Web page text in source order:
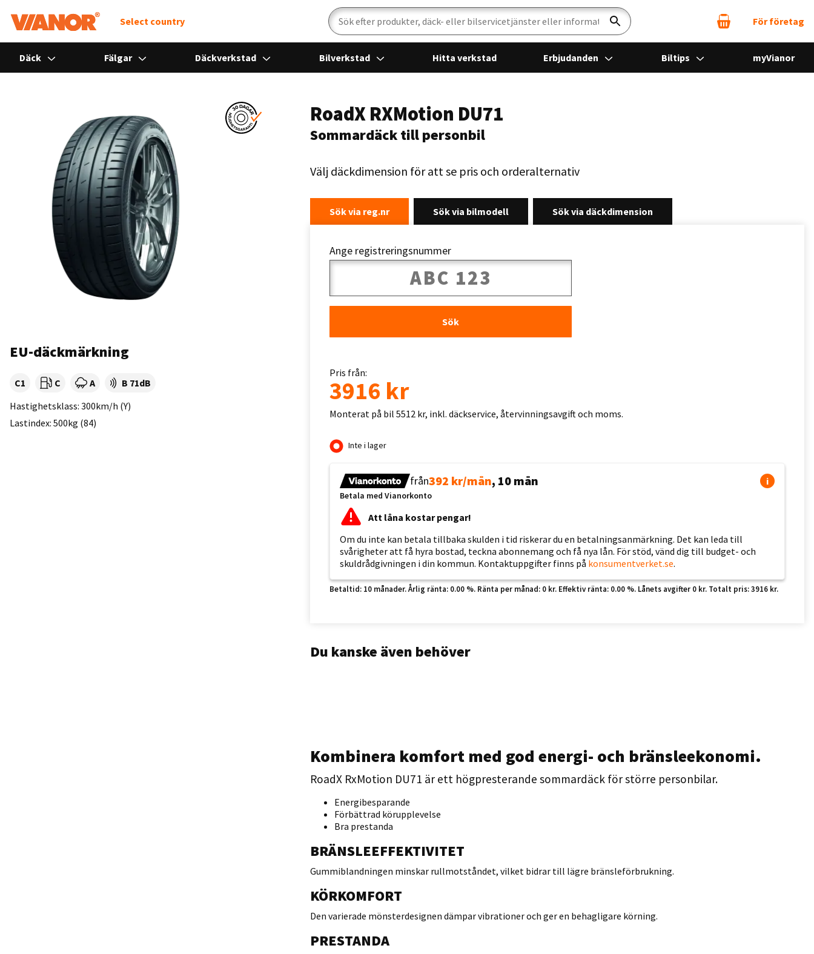
Select country Sök För företag
Däck Fälgar Däckverkstad Bilverkstad Hitta verkstad Erbjudanden Biltips myVianor
EU-däckmärkning
Tyre class:
C1 Rullmotstånd:
C Våtgrepp:
A Ljudnivå dB:
B 71dB
Hastighetsklass: 300km/h (Y)
Lastindex: 500kg (84)
RoadX RXMotion DU71
Sommardäck till personbil
Välj däckdimension för att se pris och orderalternativ
Sök via reg.nr Sök via bilmodell Sök via däckdimension
Ange registreringsnummer
Sök
Pris från:
3916 kr
Monterat på bil 5512 kr, inkl. däckservice, återvinningsavgift och moms.
Inte i lager
från392 kr/mån, 10 mån i
Betala med Vianorkonto
Att låna kostar pengar!
Om du inte kan betala tillbaka skulden i tid riskerar du en betalningsanmärkning. Det kan leda till
svårigheter att få hyra bostad, teckna abonnemang och få nya lån. För stöd, vänd dig till budget- och
skuldrådgivningen i din kommun. Kontaktuppgifter finns på konsumentverket.se.
Betaltid: 10 månader. Årlig ränta: 0.00 %. Ränta per månad: 0 kr. Effektiv ränta: 0.00 %. Lånets avgifter 0 kr. Totalt pris: 3916 kr.
Du kanske även behöver
Kombinera komfort med god energi- och bränsleekonomi.
RoadX RxMotion DU71 är ett högpresterande sommardäck för större personbilar.
Energibesparande
Förbättrad körupplevelse
Bra prestanda
BRÄNSLEEFFEKTIVITET
Gummiblandningen minskar rullmotståndet, vilket bidrar till lägre bränsleförbrukning.
KÖRKOMFORT
Den varierade mönsterdesignen dämpar vibrationer och ger en behagligare körning.
PRESTANDA